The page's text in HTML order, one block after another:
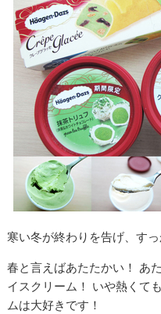
寒い冬が終わりを告げ、すっ
春と言えばあたたかい！ あ
イスクリーム！ いや熱くて
ムは大好きです！